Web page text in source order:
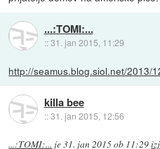
...:TOMI:...
::31. jan 2015, 11:29
http://seamus.blog.siol.net/2013/
killa bee
::31. jan 2015, 12:56
...:TOMI:... je31. jan 2015 ob 11:29